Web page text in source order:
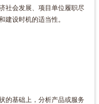
社会发展、项目单位履职尽
建设时机的适当性。
的基础上，分析产品或服务